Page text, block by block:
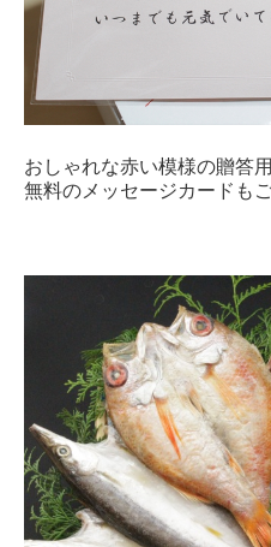
おしゃれな赤い模様の贈答
無料のメッセージカードも